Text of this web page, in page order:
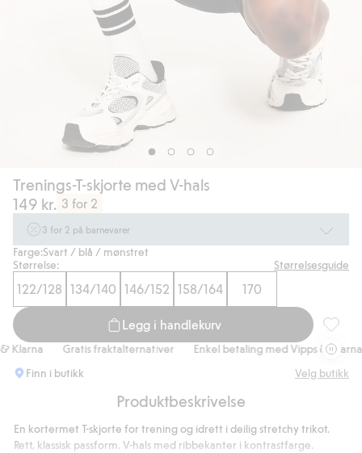
Trenings-T-skjorte med V-hals
149 kr. 3 for 2
3 for 2 på barnevarer
Ikke Newbie. Gjelder når du handler 2 eller flere varer som inngår i tilbudet
tom. 17/8 i butikk & online for deg som er eller blir medlem. Kan ikke
Handle nå
Farge:Svart / blå / mønstret
Størrelse:
Størrelsesguide
122/128 134/140 146/152 158/164 170
Legg i handlekurv
Gratis fraktalternativer
Enkel betaling med Vipps & Klarna
Finn i butikk
Velg butikk
Produktbeskrivelse
En kortermet T-skjorte for trening og idrett i deilig stretchy trikot.
Rett, klassisk passform. V-hals med ribbekanter i kontrastfarge.